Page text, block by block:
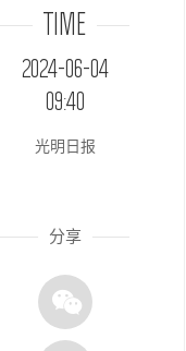
TIME
2024-06-04
09:40
光明日报
分享